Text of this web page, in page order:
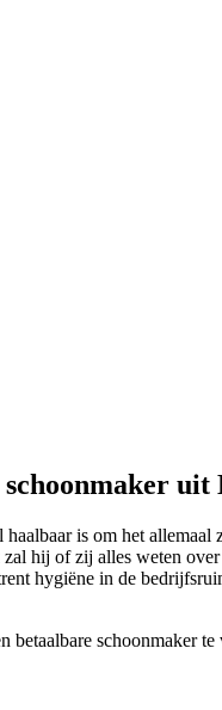
uit
is om het
hij of zij alles weten
hygiëne in de
betaalbare schoonmaker